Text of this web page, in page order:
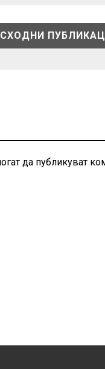
СХОДНИ
да публикуват